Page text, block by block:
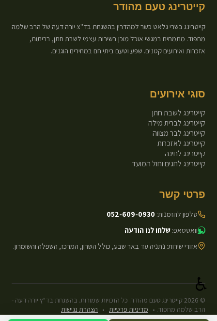
קייטרינג טעם מהודר
קייטרינג בשרי גלאט כשר למהדרין בהשגחת בד"צ יורה דעה של הרב שלמה
מחפוד. מתמחים במגשי אוכל מוכן בשירות עצמי לשבת חתן, בריתות,
אזכרות ואירועים קטנים. שפע וטעם ביתי חם במחירים הוגנים.
סוגי אירועים
קייטרינג לשבת חתן
קייטרינג לברית מילה
קייטרינג לבר מצווה
קייטרינג לאזכרות
קייטרינג לחינה
קייטרינג לחגים וחול המועד
פרטי קשר
טלפון להזמנות: 052-609-0930
וואטסאפ: שלחו לנו הודעה
אזורי שירות: נתניה עד באר שבע, כולל השרון, המרכז, השפלה והשומרון.
©
2026קייטרינג טעם מהודר. כל הזכויות שמורות. בהשגחת בד"ץ יורה דעה -
הרב שלמה מחפוד. • מדיניות פרטיות • הצהרת נגישות
עיצוב ופיתוח: Next.js Static.
♿